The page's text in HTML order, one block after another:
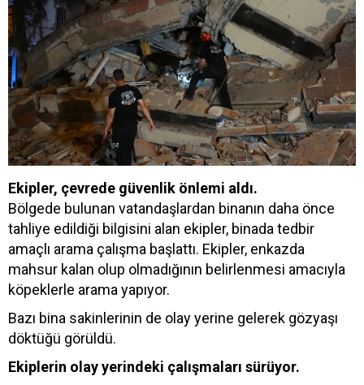
Ekipler, çevrede güvenlik önlemi aldı.
Bölgede bulunan vatandaşlardan binanın daha önce
tahliye edildiği bilgisini alan ekipler, binada tedbir
amaçlı arama çalışma başlattı. Ekipler, enkazda
mahsur kalan olup olmadığının belirlenmesi amacıyla
köpeklerle arama yapıyor.
Bazı bina sakinlerinin de olay yerine gelerek gözyaşı
döktüğü görüldü.
Ekiplerin olay yerindeki çalışmaları sürüyor.